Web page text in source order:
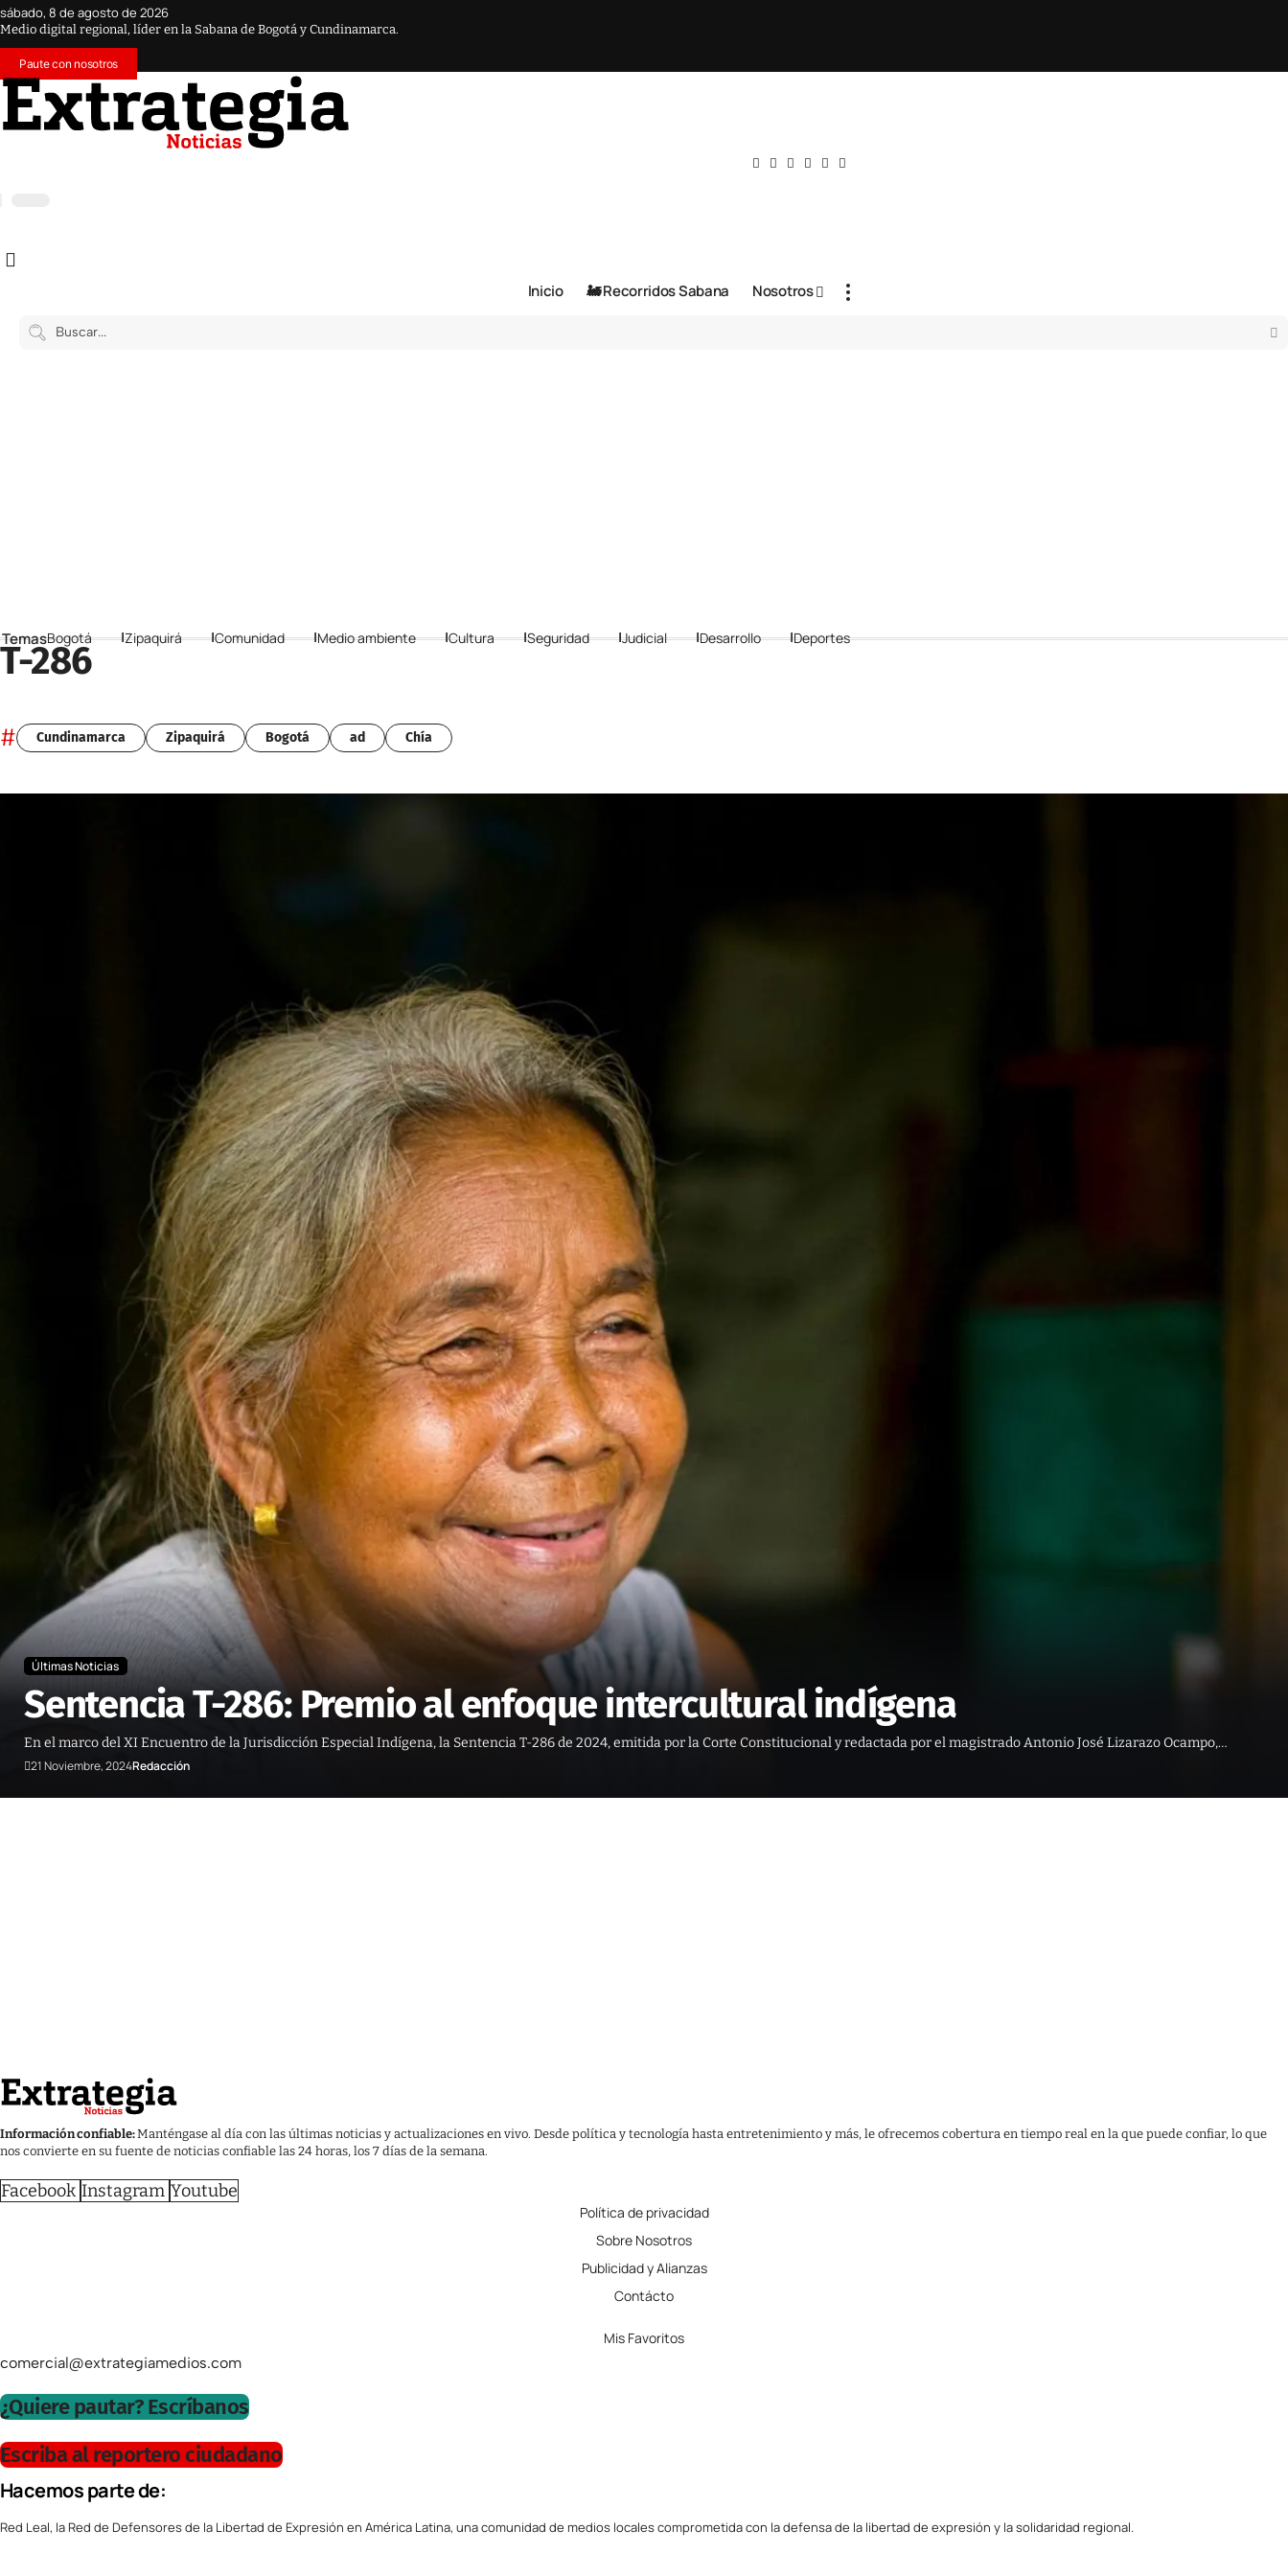
sábado, 8 de agosto de 2026
Medio digital regional, líder en la Sabana de Bogotá y Cundinamarca.
Paute con nosotros
Inicio 🚂 Recorridos Sabana Nosotros
Bogotá Zipaquirá Comunidad Medio ambiente Cultura Seguridad Judicial Desarrollo Deportes
T-286
# Cundinamarca Zipaquirá Bogotá ad Chía
Últimas Noticias
Sentencia T-286: Premio al enfoque intercultural indígena
En el marco del XI Encuentro de la Jurisdicción Especial Indígena, la Sentencia T-286 de 2024, emitida por la Corte Constitucional y redactada por el magistrado Antonio José Lizarazo Ocampo,…
21 Noviembre, 2024Redacción
Información confiable:Manténgase al día con las últimas noticias y actualizaciones en vivo. Desde política y tecnología hasta entretenimiento y más, le ofrecemos cobertura en tiempo real en la que puede confiar, lo que
nos convierte en su fuente de noticias confiable las 24 horas, los 7 días de la semana.
Facebook Instagram Youtube
Política de privacidad
Sobre Nosotros
Publicidad y Alianzas
Contácto
Mis Favoritos
comercial@extrategiamedios.com
¿Quiere pautar? Escríbanos
Escriba al reportero ciudadano
Hacemos parte de:
Red Leal, la Red de Defensores de la Libertad de Expresión en América Latina, una comunidad de medios locales comprometida con la defensa de la libertad de expresión y la solidaridad regional.